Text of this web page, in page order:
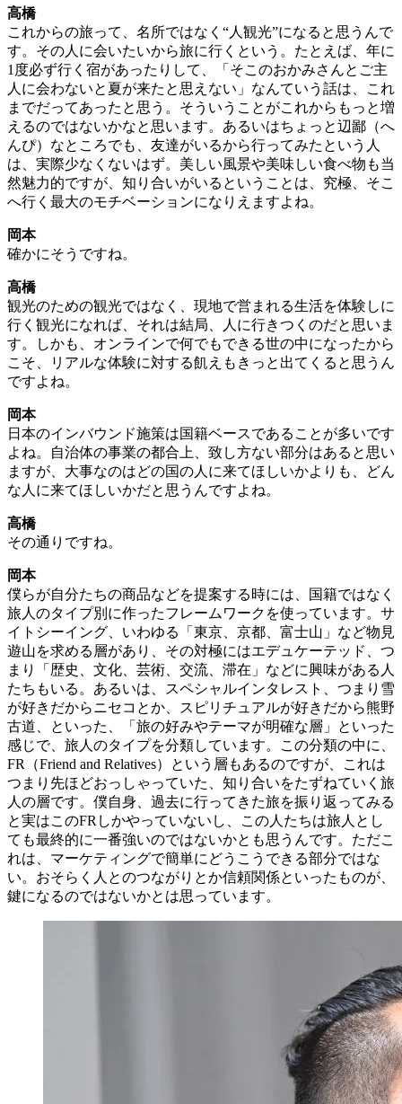
高橋
これからの旅って、名所ではなく“人観光”になると思うんで
す。その人に会いたいから旅に行くという。たとえば、年に
1度必ず行く宿があったりして、「そこのおかみさんとご主
人に会わないと夏が来たと思えない」なんていう話は、これ
までだってあったと思う。そういうことがこれからもっと増
えるのではないかなと思います。あるいはちょっと辺鄙（へ
んぴ）なところでも、友達がいるから行ってみたという人
は、実際少なくないはず。美しい風景や美味しい食べ物も当
然魅力的ですが、知り合いがいるということは、究極、そこ
へ行く最大のモチベーションになりえますよね。
岡本
確かにそうですね。
高橋
観光のための観光ではなく、現地で営まれる生活を体験しに
行く観光になれば、それは結局、人に行きつくのだと思いま
す。しかも、オンラインで何でもできる世の中になったから
こそ、リアルな体験に対する飢えもきっと出てくると思うん
ですよね。
岡本
日本のインバウンド施策は国籍ベースであることが多いです
よね。自治体の事業の都合上、致し方ない部分はあると思い
ますが、大事なのはどの国の人に来てほしいかよりも、どん
な人に来てほしいかだと思うんですよね。
高橋
その通りですね。
岡本
僕らが自分たちの商品などを提案する時には、国籍ではなく
旅人のタイプ別に作ったフレームワークを使っています。サ
イトシーイング、いわゆる「東京、京都、富士山」など物見
遊山を求める層があり、その対極にはエデュケーテッド、つ
まり「歴史、文化、芸術、交流、滞在」などに興味がある人
たちもいる。あるいは、スペシャルインタレスト、つまり雪
が好きだからニセコとか、スピリチュアルが好きだから熊野
古道、といった、「旅の好みやテーマが明確な層」といった
感じで、旅人のタイプを分類しています。この分類の中に、
FR（Friend and Relatives）という層もあるのですが、これは
つまり先ほどおっしゃっていた、知り合いをたずねていく旅
人の層です。僕自身、過去に行ってきた旅を振り返ってみる
と実はこのFRしかやっていないし、この人たちは旅人とし
ても最終的に一番強いのではないかとも思うんです。ただこ
れは、マーケティングで簡単にどうこうできる部分ではな
い。おそらく人とのつながりとか信頼関係といったものが、
鍵になるのではないかとは思っています。